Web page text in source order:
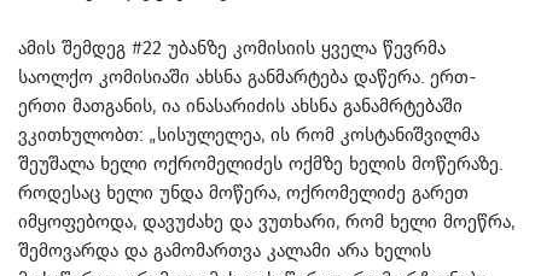
ამის შემდეგ #22 უბანზე კომისიის ყველა წევრმა
საოლქო კომისიაში ახსნა განმარტება დაწერა. ერთ-
ერთი მათგანის, ია ინასარიძის ახსნა განამრტებაში
ვკითხულობთ: „სისულელეა, ის რომ კოსტანიშვილმა
შეუშალა ხელი ოქრომელიძეს ოქმზე ხელის მოწერაზე.
როდესაც ხელი უნდა მოწერა, ოქრომელიძე გარეთ
იმყოფებოდა, დავუძახე და ვუთხარი, რომ ხელი მოეწრა,
შემოვარდა და გამომართვა კალამი არა ხელის